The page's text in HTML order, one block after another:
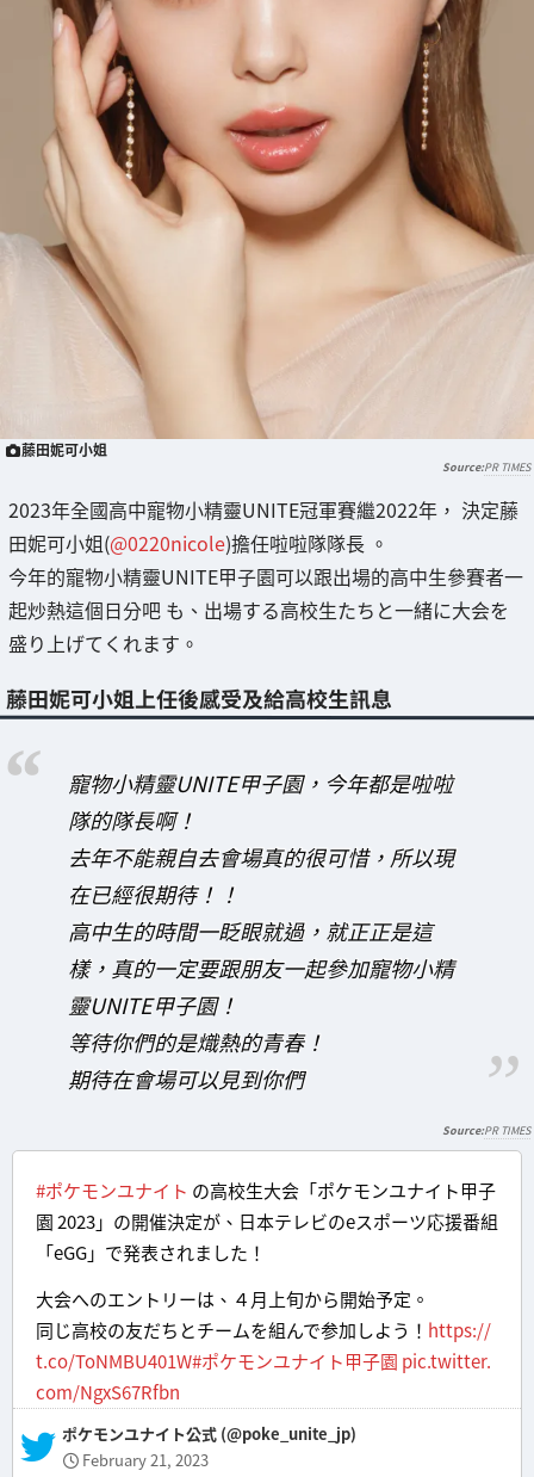
藤田妮可小姐
PR TIMES
2023年全國高中寵物小精靈UNITE冠軍賽繼2022年， 決定藤
田妮可小姐(@0220nicole)擔任啦啦隊隊長 。
今年的寵物小精靈UNITE甲子園可以跟出場的高中生參賽者一
起炒熱這個日分吧 も、出場する高校生たちと一緒に大会を
盛り上げてくれます。
藤田妮可小姐上任後感受及給高校生訊息
寵物小精靈UNITE甲子園，今年都是啦啦
隊的隊長啊！
去年不能親自去會場真的很可惜，所以現
在已經很期待！！
高中生的時間一眨眼就過，就正正是這
樣，真的一定要跟朋友一起參加寵物小精
靈UNITE甲子園！
等待你們的是熾熱的青春！
期待在會場可以見到你們
PR TIMES
#ポケモンユナイト の高校生大会「ポケモンユナイト甲子
園 2023」の開催決定が、日本テレビのeスポーツ応援番組
「eGG」で発表されました！
大会へのエントリーは、４月上旬から開始予定。
同じ高校の友だちとチームを組んで参加しよう！ https://
t.co/ToNMBU401W#ポケモンユナイト甲子園 pic.twitter.
com/NgxS67Rfbn
— ポケモンユナイト公式 (@poke_unite_jp)
February 21, 2023